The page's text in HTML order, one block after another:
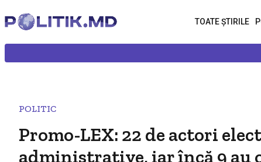
TOATE ȘTIRILE
POLITIC
Promo-LEX: 22 de actori
administrative, iar încă 9 au